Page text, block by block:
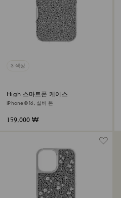
3 색상
High 스마트폰 케이스
iPhone® 16, 실버 톤
159,000 ₩